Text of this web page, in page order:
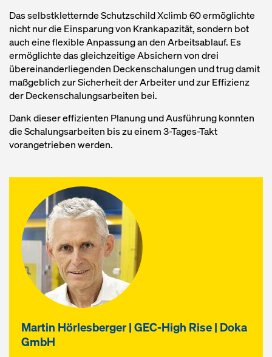
Das selbstkletternde Schutzschild Xclimb 60 ermöglichte
nicht nur die Einsparung von Krankapazität, sondern bot
auch eine flexible Anpassung an den Arbeitsablauf. Es
ermöglichte das gleichzeitige Absichern von drei
übereinanderliegenden Deckenschalungen und trug damit
maßgeblich zur Sicherheit der Arbeiter und zur Effizienz
der Deckenschalungsarbeiten bei.
Dank dieser effizienten Planung und Ausführung konnten
die Schalungsarbeiten bis zu einem 3-Tages-Takt
vorangetrieben werden.
Martin Hörlesberger | GEC-High Rise | Doka
GmbH